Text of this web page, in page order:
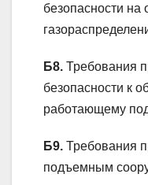
безопасности на
Б8. Требования
безопасности к
работающему
Б9. Требования
подъемным